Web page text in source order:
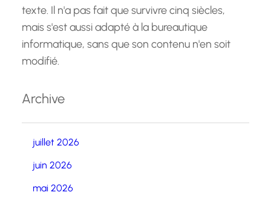
texte. Il n'a pas fait que survivre cinq siècles,
mais s'est aussi adapté à la bureautique
informatique, sans que son contenu n'en soit
modifié.
Archive
juillet 2026
juin 2026
mai 2026